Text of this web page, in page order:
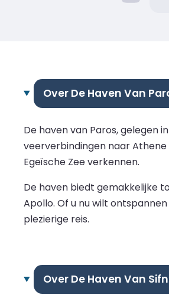
Over De Haven Van
De haven van Paros, gelegen
veerverbindingen naar Athene
Egeïsche Zee verkennen.
De haven biedt gemakkelijke
Apollo. Of u nu wilt
plezierige reis.
Over De Haven Van